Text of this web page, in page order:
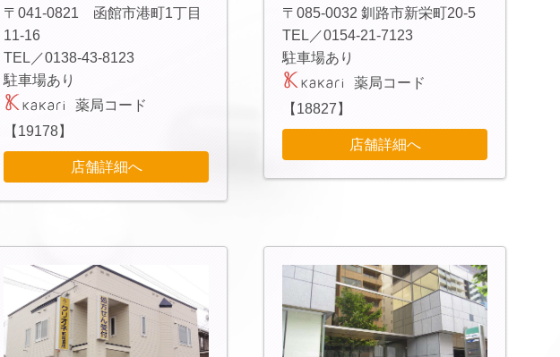
〒041-0821 函館市港町1丁目
11-16
TEL／0138-43-8123
駐車場あり
薬局コード
【19178】
店舗詳細へ
〒085-0032 釧路市新栄町20-5
TEL／0154-21-7123
駐車場あり
薬局コード
【18827】
店舗詳細へ